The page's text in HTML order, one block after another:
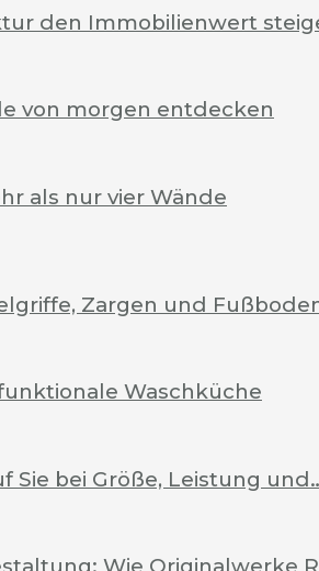
den Immobilienwert
von morgen entdecken
als nur vier Wände
Zargen und
Waschküche
Sie bei Größe, Leistung